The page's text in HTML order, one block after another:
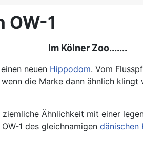
OW-1
Im Kölner Zoo.......
neuen Hippodom. Vom
die Marke dann ähnlich
ziemliche Ähnlichkeit mit einer
1 des gleichnamigen dänischen